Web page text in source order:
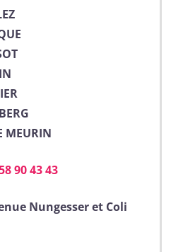
MEURIN
90 43 43
Nungesser et Coli